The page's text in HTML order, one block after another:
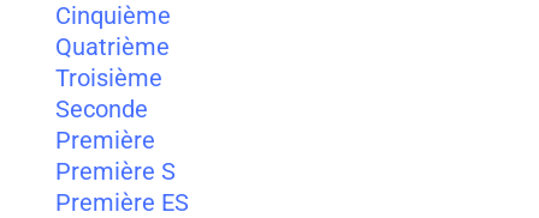
Cinquième
Quatrième
Troisième
Seconde
Première
Première S
Première ES